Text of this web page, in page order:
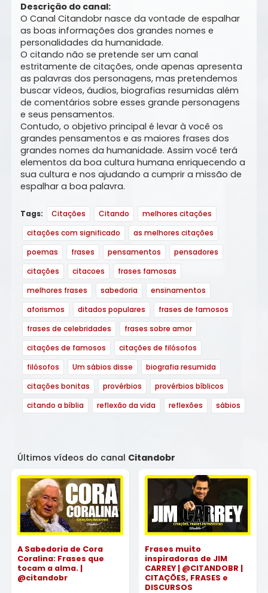
Descrição do canal:
O Canal Citandobr nasce da vontade de espalhar
as boas informações dos grandes nomes e
personalidades da humanidade.
O citando não se pretende ser um canal
estritamente de citações, onde apenas apresenta
as palavras dos personagens, mas pretendemos
buscar vídeos, áudios, biografias resumidas além
de comentários sobre esses grande personagens
e seus pensamentos.
Contudo, o objetivo principal é levar à você os
grandes pensamentos e as maiores frases dos
grandes nomes da humanidade. Assim você terá
elementos da boa cultura humana enriquecendo a
sua cultura e nos ajudando a cumprir a missão de
espalhar a boa palavra.
Tags: Citações Citando
melhores citações
citações com significado
as melhores citações
poemas
frases pensamentos
pensadores
citações
citacoes
frases famosas
melhores frases
sabedoria
ensinamentos
aforismos
ditados populares
frases de famosos
frases de celebridades
frases sobre amor
citações de famosos
citações de filósofos
filósofos
Um sábios disse
biografia resumida
citações bonitas
provérbios
provérbios bíblicos
citando a bíblia
reflexão da vida reflexões sábios
Últimos vídeos do canal Citandobr
A Sabedoria de Cora
Coralina: Frases que
tocam a alma. |
@citandobr
Frases muito
inspiradoras de JIM
CARREY | @CITANDOBR |
CITAÇÕES, FRASES e
DISCURSOS